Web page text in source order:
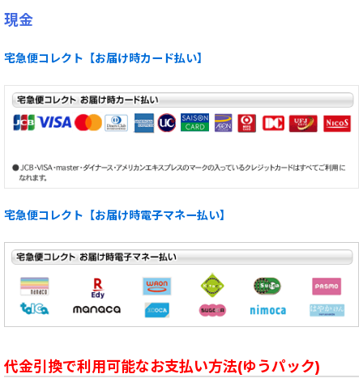
現金
宅急便コレクト【お届け時カード払い】
宅急便コレクト【お届け時電子マネー払い】
代金引換で利用可能なお支払い方法(ゆうパック)